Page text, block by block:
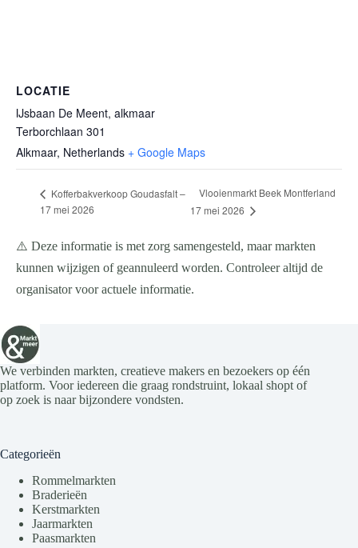
LOCATIE
IJsbaan De Meent, alkmaar
Terborchlaan 301
Alkmaar, Netherlands + Google Maps
Kofferbakverkoop Goudasfalt –
17 mei 2026
Vlooienmarkt Beek Montferland
17 mei 2026
⚠️ Deze informatie is met zorg samengesteld, maar markten
kunnen wijzigen of geannuleerd worden. Controleer altijd de
organisator voor actuele informatie.
We verbinden markten, creatieve makers en bezoekers op één
platform. Voor iedereen die graag rondstruint, lokaal shopt of
op zoek is naar bijzondere vondsten.
Categorieën
Rommelmarkten
Braderieën
Kerstmarkten
Jaarmarkten
Paasmarkten